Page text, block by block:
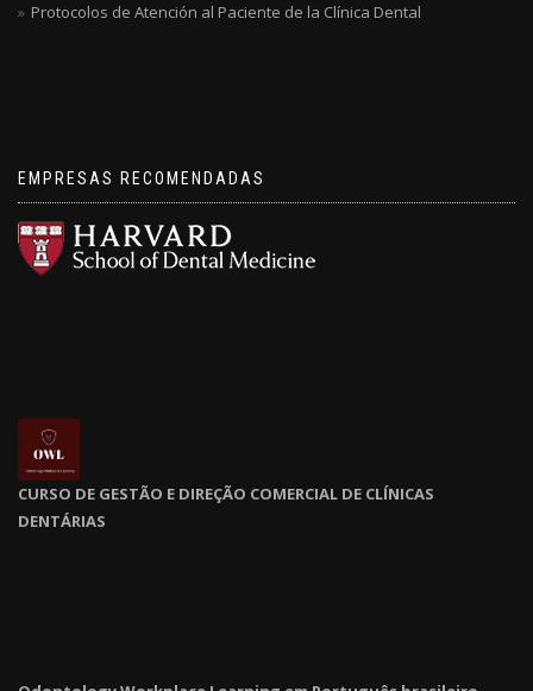
Protocolos de Atención al Paciente de la Clínica Dental
EMPRESAS RECOMENDADAS
CURSO DE GESTÃO E DIREÇÃO COMERCIAL DE CLÍNICAS
DENTÁRIAS